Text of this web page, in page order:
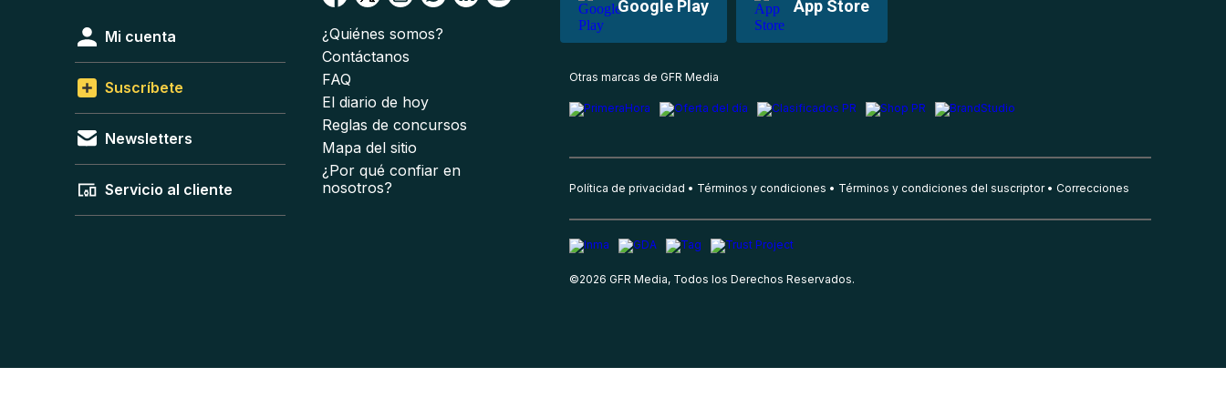
Google Play App Store
Mi cuenta
Suscríbete
Newsletters
Servicio al cliente
¿Quiénes somos?
Contáctanos
FAQ
El diario de hoy
Reglas de concursos
Mapa del sitio
¿Por qué confiar en
nosotros?
Otras marcas de GFR Media
Política de privacidad Términos y condiciones Términos y condiciones del suscriptor Correcciones
©2026 GFR Media, Todos los Derechos Reservados.